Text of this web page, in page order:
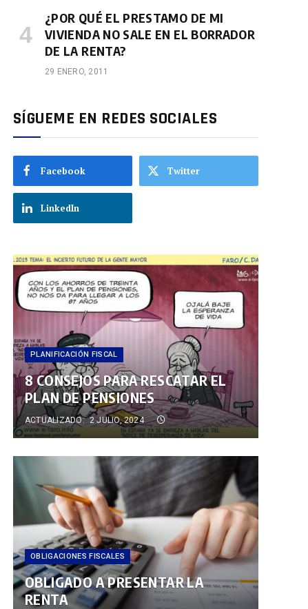
¿POR QUÉ EL PRESTAMO DE MI
VIVIENDA NO SALE EN EL BORRADOR
DE LA RENTA?
29 ENERO, 2011
SÍGUEME EN REDES SOCIALES
Facebook Twitter
LinkedIn
PLANIFICACIÓN FISCAL
8 CONSEJOS PARA RESCATAR EL
PLAN DE PENSIONES
ACTUALIZADO: 2 JULIO, 2024
OBLIGACIONES FISCALES
OBLIGADO A PRESENTAR LA
RENTA